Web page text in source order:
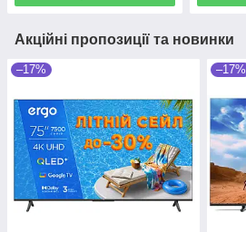
Акційні пропозиції та новинки
–17% –17%